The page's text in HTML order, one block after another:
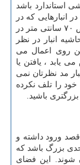
استاندارد باشد
انبارهایی که در
آن ها قفسه قرار می گیرد ، اینکه راهرویی با عرض ۷۰ سانتی متر در
انبار در نظر
روی اعمال می
یابد ، یافتن یا
مد نظرتان نمی
خود را تلف نکرده
باشید.
ورود داشته و
بزرگ باشد که
شوند. این فضای